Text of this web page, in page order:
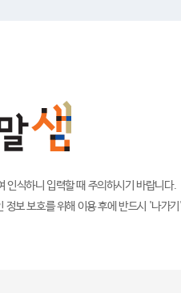
식하니 입력할 때 주의하시기 바랍니다.
보 보호를 위해 이용 후에 반드시 '나가